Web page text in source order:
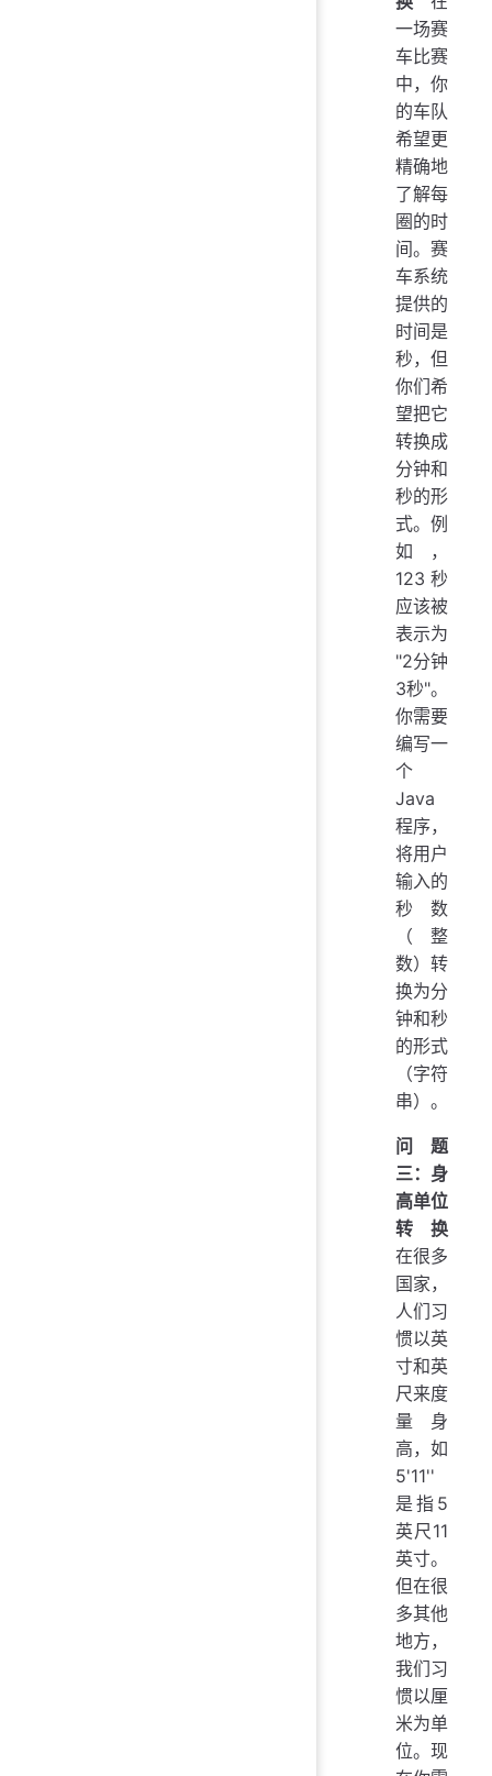
一场赛
车比赛
中，你
的车队
希望更
精确地
了解每
圈的时
间。赛
车系统
提供的
时间是
秒，但
你们希
望把它
转换成
分钟和
秒的形
式。例
如，
123秒
应该被
表示为
"2分钟
3秒"。
你需要
编写一
个
Java
程序，
将用户
输入的
秒数
（整
数）转
换为分
钟和秒
的形式
（字符
串）。
问题
三：身
高单位
转换
在很多
国家，
人们习
惯以英
寸和英
尺来度
量身
高，如
5'11''
是指5
英尺11
英寸。
但在很
多其他
地方，
我们习
惯以厘
米为单
位。现